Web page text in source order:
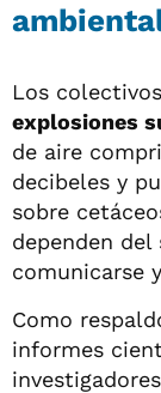
Los
explosiones
de aire
decibeles y
sobre
dependen del
comunicarse
Como
informes